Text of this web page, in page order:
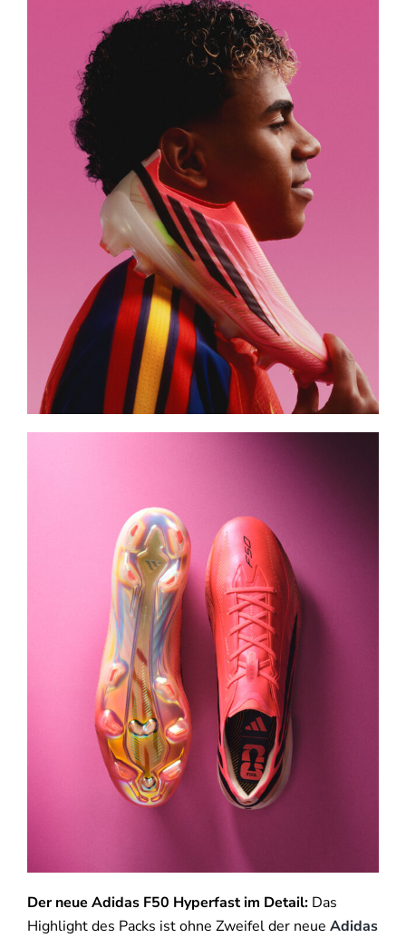
Der neue Adidas F50 Hyperfast im Detail: Das
Highlight des Packs ist ohne Zweifel der neue Adidas